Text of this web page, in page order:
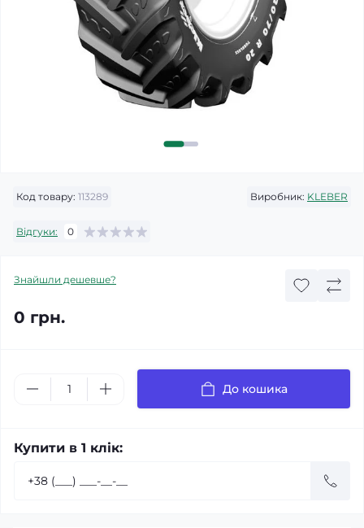
Код товару: 113289 Виробник: KLEBER
Відгуки: 0
Знайшли дешевше?
0 грн.
До кошика
Купити в 1 клік: